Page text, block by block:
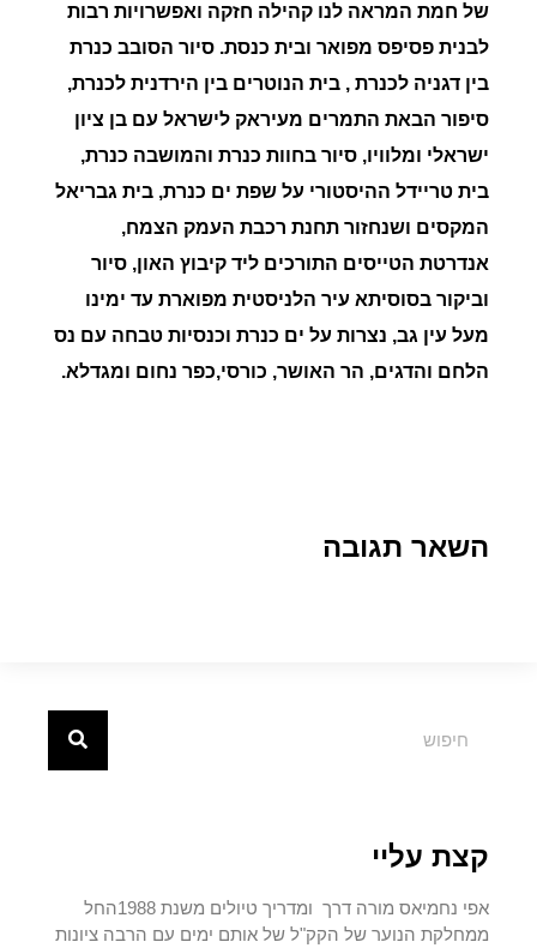
של חמת המראה לנו קהילה חזקה ואפשרויות רבות
לבנית פסיפס מפואר ובית כנסת. סיור הסובב כנרת
בין דגניה לכנרת , בית הנוטרים בין הירדנית לכנרת,
סיפור הבאת התמרים מעיראק לישראל עם בן ציון
ישראלי ומלוויו, סיור בחוות כנרת והמושבה כנרת,
בית טריידל ההיסטורי על שפת ים כנרת, בית גבריאל
המקסים ושנחזור תחנת רכבת העמק הצמח,
אנדרטת הטייסים התורכים ליד קיבוץ האון, סיור
וביקור בסוסיתא עיר הלניסטית מפוארת עד ימינו
מעל עין גב, נצרות על ים כנרת וכנסיות טבחה עם נס
הלחם והדגים, הר האושר, כורסי,כפר נחום ומגדלא.
השאר תגובה
קצת עליי
אפי נחמיאס מורה דרך ומדריך טיולים משנת 1988החל
ממחלקת הנוער של הקק"ל של אותם ימים עם הרבה ציונות